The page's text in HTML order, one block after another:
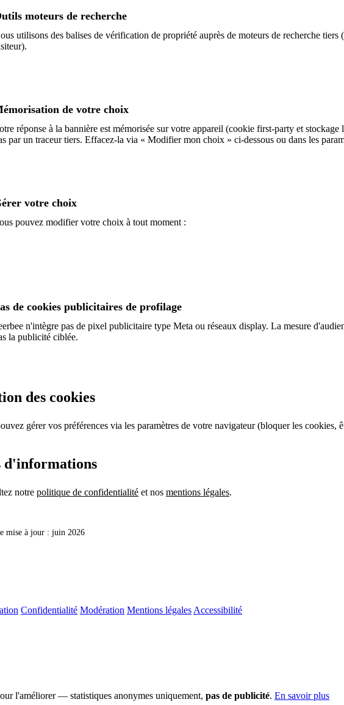
moteurs de recherche
utilisons des balises de vérification de propriété auprès de moteurs de recherche tiers
de votre choix
réponse à la bannière est mémorisée sur votre appareil (cookie first-party et stockage
par un traceur tiers. Effacez-la via « Modifier mon choix » ci-dessous ou dans les
votre choix
pouvez modifier votre choix à tout moment :
de cookies publicitaires de profilage
n'intègre pas de pixel publicitaire type Meta ou réseaux display. La mesure
la publicité ciblée.
des cookies
gérer vos préférences via les paramètres de votre navigateur (bloquer les cookies,
d'informations
notre politique de confidentialité et nos mentions légales.
mise à jour : juin 2026
Confidentialité Modération Mentions légales Accessibilité
l'améliorer — statistiques anonymes uniquement, pas de publicité. En savoir plus